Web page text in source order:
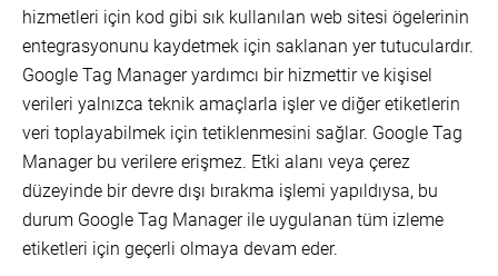
hizmetleri için kod gibi sık kullanılan web sitesi ögelerinin
entegrasyonunu kaydetmek için saklanan yer tutuculardır.
Google Tag Manager yardımcı bir hizmettir ve kişisel
verileri yalnızca teknik amaçlarla işler ve diğer etiketlerin
veri toplayabilmek için tetiklenmesini sağlar. Google Tag
Manager bu verilere erişmez. Etki alanı veya çerez
düzeyinde bir devre dışı bırakma işlemi yapıldıysa, bu
durum Google Tag Manager ile uygulanan tüm izleme
etiketleri için geçerli olmaya devam eder.